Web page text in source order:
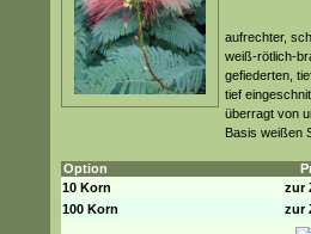
aufrechter,
weiß-rötlich-
gefiederten,
tief
überragt von
Basis weißen
Option
10 Korn
zur
100 Korn
zur